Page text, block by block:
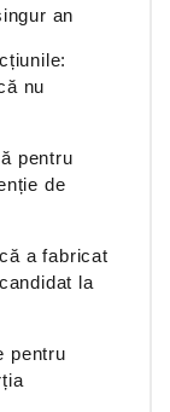
an
nu
pentru
de
a fabricat
la
pentru